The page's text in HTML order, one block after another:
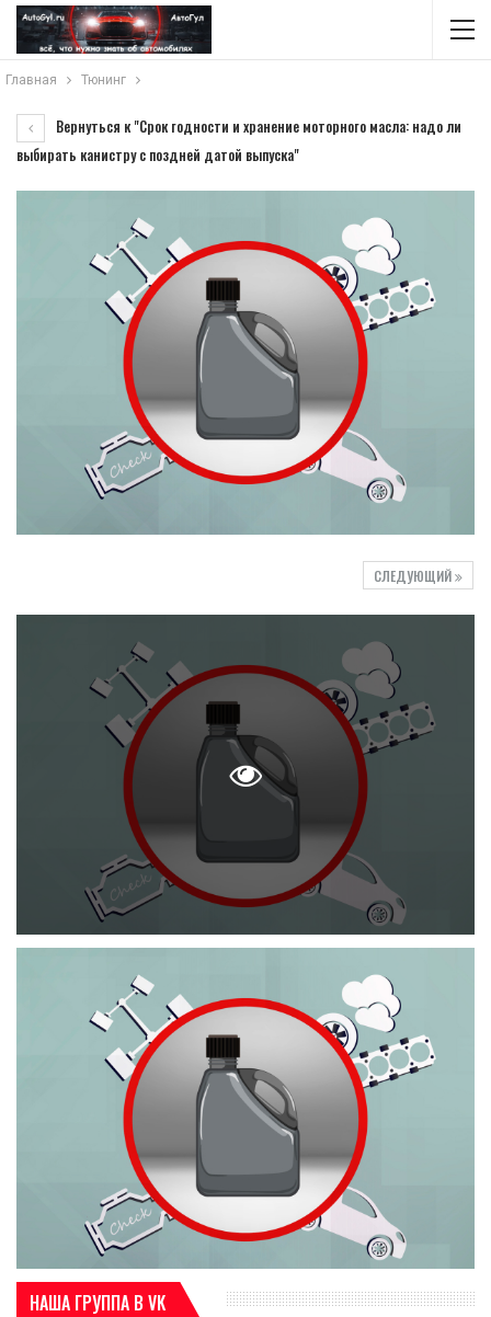
Главная Тюнинг
Вернуться к "Срок годности и хранение моторного масла: надо ли
выбирать канистру с поздней датой выпуска"
СЛЕДУЮЩИЙ
НАША ГРУППА В VK